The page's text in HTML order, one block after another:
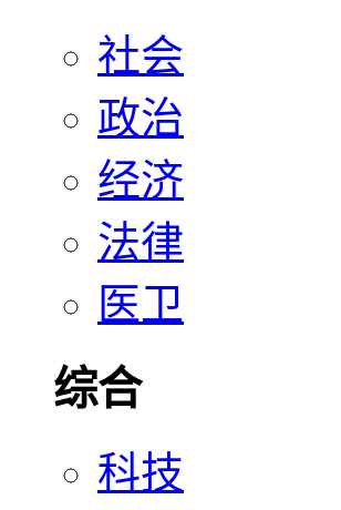
社会
政治
经济
法律
医卫
综合
科技